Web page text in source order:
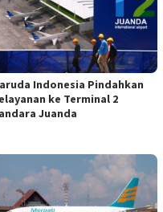
Indonesia Pindahkan
ke Terminal 2
Juanda